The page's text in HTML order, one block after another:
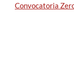
Convocatoria